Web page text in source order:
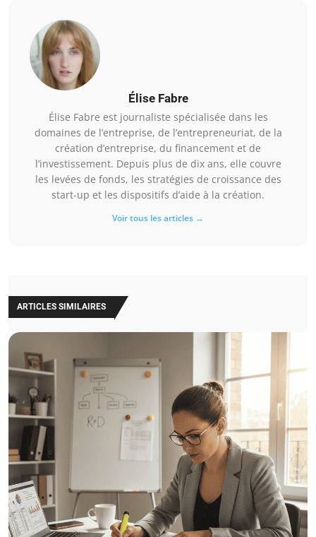
Élise Fabre
Élise Fabre est journaliste spécialisée dans les
domaines de l’entreprise, de l’entrepreneuriat, de la
création d’entreprise, du financement et de
l’investissement. Depuis plus de dix ans, elle couvre
les levées de fonds, les stratégies de croissance des
start-up et les dispositifs d’aide à la création.
Voir tous les articles →
ARTICLES SIMILAIRES